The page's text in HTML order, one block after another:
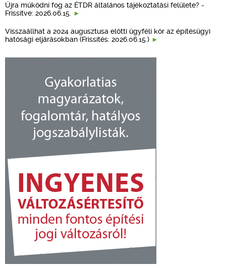
Újra működni fog az ÉTDR általános tájékoztatási felülete? -
Frissítve: 2026.06.15.
Visszaállhat a 2024 augusztusa előtti ügyféli kör az építésügyi
hatósági eljárásokban (Frissítés: 2026.06.15.)